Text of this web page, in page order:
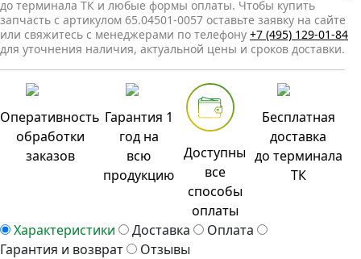
до терминала ТК и любые формы оплаты. Чтобы купить
запчасть с артикулом 65.04501-0057 оставьте заявку на сайте
или свяжитесь с менеджерами по телефону +7 (495) 129-01-84
для уточнения наличия, актуальной цены и сроков доставки.
Оперативность
обработки
заказов
Гарантия 1
год на
всю
продукцию
Доступны
все
способы
оплаты
Бесплатная
доставка
до терминала
ТК
Характеристики Доставка
Оплата
Гарантия и возврат
Отзывы